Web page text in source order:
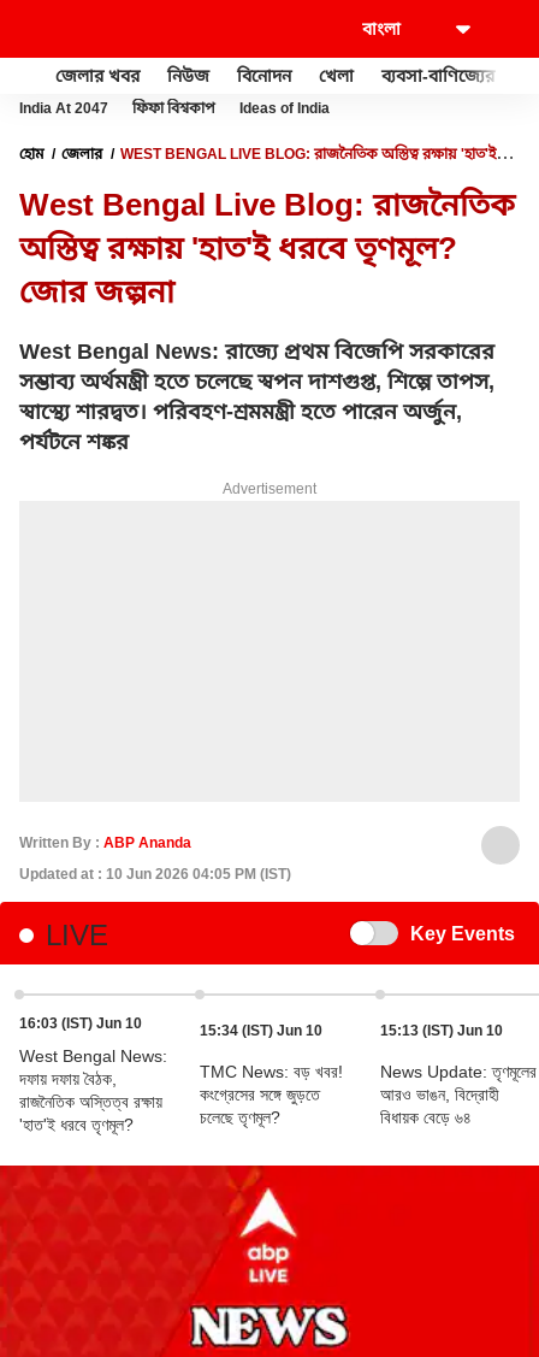
জেলার খবর নিউজ বিনোদন খেলা ব্যবসা-বাণিজ্যের
India At 2047 ফিফা বিশ্বকাপ Ideas of India
হোম জেলার
WEST BENGAL LIVE BLOG: রাজনৈতিক অস্তিত্ব রক্ষায় 'হাত'ই
West Bengal Live Blog: রাজনৈতিক
অস্তিত্ব রক্ষায় 'হাত'ই ধরবে তৃণমূল?
জোর জল্পনা
West Bengal News: রাজ্যে প্রথম বিজেপি সরকারের
সম্ভাব্য অর্থমন্ত্রী হতে চলেছে স্বপন দাশগুপ্ত, শিল্পে তাপস,
স্বাস্থ্যে শারদ্বত। পরিবহণ-শ্রমমন্ত্রী হতে পারেন অর্জুন,
পর্যটনে শঙ্কর
Advertisement
Written By : ABP Ananda
Updated at : 10 Jun 2026 04:05 PM (IST)
LIVE Key Events
16:03 (IST) Jun 10
West Bengal News:
দফায় দফায় বৈঠক,
রাজনৈতিক অস্তিত্ব রক্ষায়
'হাত'ই ধরবে তৃণমূল?
15:34 (IST) Jun 10
TMC News: বড় খবর!
কংগ্রেসের সঙ্গে জুড়তে
চলেছে তৃণমূল?
15:13 (IST) Jun 10
News Update: তৃণমূলের
আরও ভাঙন, বিদ্রোহী
বিধায়ক বেড়ে ৬৪